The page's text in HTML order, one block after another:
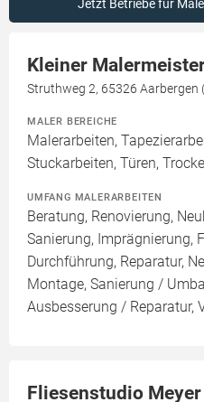
Jetzt Betriebe für
Kleiner
Struthweg 2, 65326 Aarbergen
MALER BEREICHE
Malerarbeiten,
Stuckarbeiten, Türen,
UMFANG MALERARBEITEN
Beratung, Renovierung,
Sanierung, Imprägnierung,
Durchführung, Reparatur,
Montage, Sanierung /
Ausbesserung / Reparatur,
Fliesenstudio Meyer